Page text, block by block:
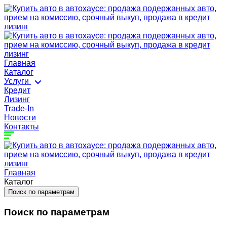
Главная
Каталог
Услуги
Кредит
Лизинг
Trade-In
Новости
Контакты
Главная
Каталог
Поиск по параметрам
Поиск по параметрам